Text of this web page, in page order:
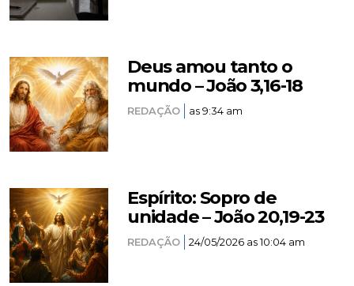
Deus amou tanto o
mundo – João 3,16-18
REDAÇÃO as 9:34 am
Espírito: Sopro de
unidade – João 20,19-23
REDAÇÃO 24/05/2026 as 10:04 am